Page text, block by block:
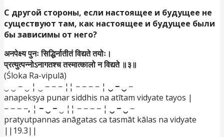
С другой стороны, если настоящее и будущее не
существуют там, как настоящее и будущее были
бы зависимы от него?
अनपेक्ष्य पुनः सिद्धिर्नातीतं विद्यते तयोः।
प्रत्युत्पन्नोऽनागतश्च तस्मात्कालो न विद्यते ॥३॥
(Śloka Ra-vipulā)
‿ ‿ − ‿ ¦ ‿ − − − ¦¦ − − − − ¦ ‿ − ‿ −
anapekṣya punar siddhis na atītam vidyate tayos |
− − − −, ¦ − ‿ − ‿ ¦¦ − − − − ¦ ‿ − ‿ −
pratyutpannas anāgatas ca tasmāt kālas na vidyate
||19.3||